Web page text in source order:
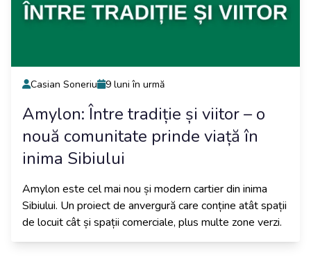
Casian Soneriu 9 luni în urmă
Amylon: Între tradiție și viitor – o
nouă comunitate prinde viață în
inima Sibiului
Amylon este cel mai nou și modern cartier din inima
Sibiului. Un proiect de anvergură care conține atât spații
de locuit cât și spații comerciale, plus multe zone verzi.